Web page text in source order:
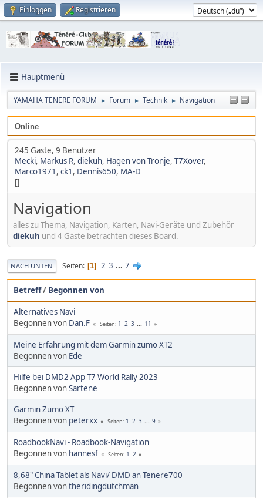
Einloggen Registrieren
Hauptmenü
YAMAHA TENERE FORUM ► Forum ► Technik ► Navigation
Online
245 Gäste, 9 Benutzer
Mecki, Markus R, diekuh, Hagen von Tronje, T7Xover,
Marco1971 , ck1 , Dennis650, MA-D
[]
Navigation
alles zu Thema, Navigation, Karten, Navi-Geräte und Zubehör
diekuh und 4 Gäste betrachten dieses Board.
NACH UNTEN Seiten 1 2 3 ... 7
Betreff/ Begonnen von
Alternatives Navi
Begonnen von Dan.F Seiten 1 2 3 ... 11
Meine Erfahrung mit dem Garmin zumo XT2
Begonnen von Ede
Hilfe bei DMD2 App T7 World Rally 2023
Begonnen vonSartene
Garmin Zumo XT
Begonnen von peterxx Seiten 1 2 3 ... 9
RoadbookNavi - Roadbook-Navigation
Begonnen von hannesf Seiten 1 2
8,68" China Tablet als Navi/ DMD an Tenere700
Begonnen vontheridingdutchman